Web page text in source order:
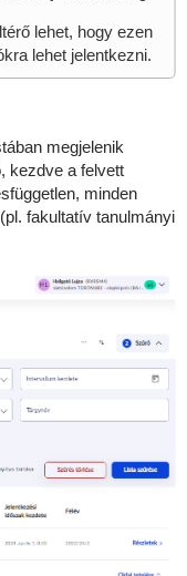
lehet, hogy ezen
lehet jelentkezni.
megjelenik
kezdve a felvett
minden
fakultatív tanulmányi